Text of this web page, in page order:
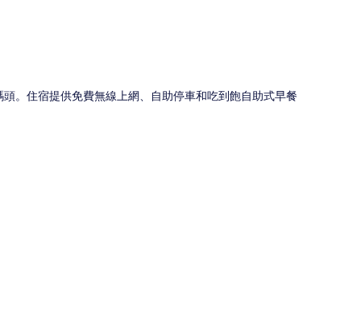
。住宿提供免費無線上網、自助停車和吃到飽自助式早餐